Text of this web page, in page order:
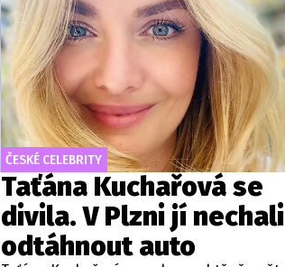
ČESKÉ CELEBRITY
Taťána Kuchařová se
divila. V Plzni jí nechali
odtáhnout auto